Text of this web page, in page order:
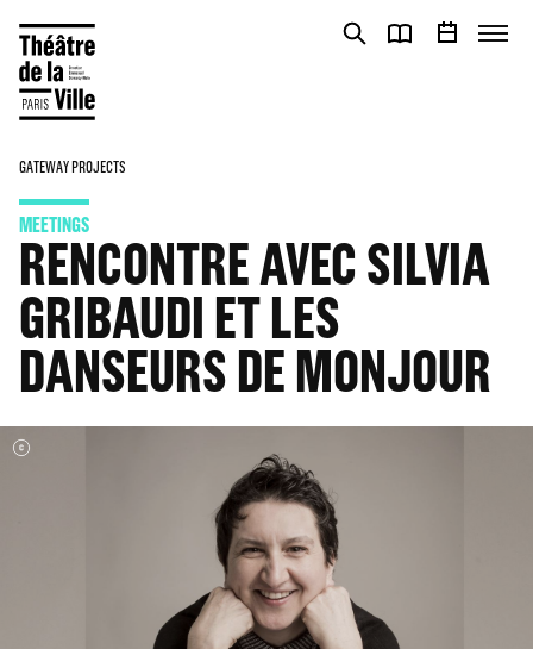
GATEWAY PROJECTS
MEETINGS
RENCONTRE AVEC SILVIA
GRIBAUDI ET LES
DANSEURS DE MONJOUR